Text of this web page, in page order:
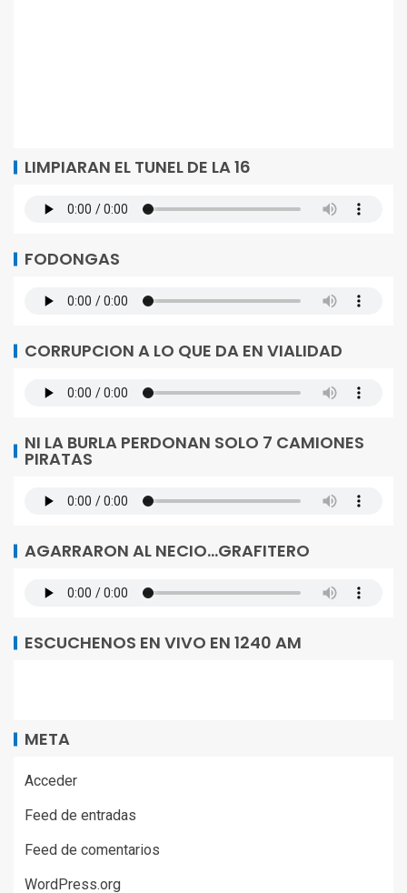
LIMPIARAN EL TUNEL DE LA 16
FODONGAS
CORRUPCION A LO QUE DA EN VIALIDAD
NI LA BURLA PERDONAN SOLO 7 CAMIONES
PIRATAS
AGARRARON AL NECIO…GRAFITERO
ESCUCHENOS EN VIVO EN 1240 AM
META
Acceder
Feed de entradas
Feed de comentarios
WordPress.org